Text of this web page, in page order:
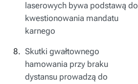
laserowych bywa podstawą do
kwestionowania mandatu
karnego
Skutki gwałtownego
hamowania przy braku
dystansu prowadzą do